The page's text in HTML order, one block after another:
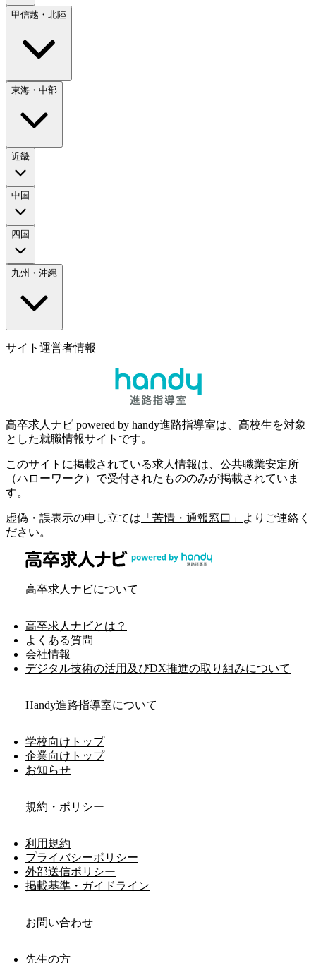
甲信越・北陸
東海・中部
近畿
中国
四国
九州・沖縄
サイト運営者情報
高卒求人ナビ powered by handy進路指導室は、高校生を対象
とした就職情報サイトです。
このサイトに掲載されている求人情報は、公共職業安定所
（ハローワーク）で受付されたもののみが掲載されていま
す。
虚偽・誤表示の申し立ては 「苦情・通報窓口」
よりご連絡く
ださい。
高卒求人ナビについて
高卒求人ナビとは？
よくある質問
会社情報
デジタル技術の活用及びDX推進の取り組みについて
Handy進路指導室について
学校向けトップ
企業向けトップ
お知らせ
規約・ポリシー
利用規約
プライバシーポリシー
外部送信ポリシー
掲載基準・ガイドライン
お問い合わせ
先生の方